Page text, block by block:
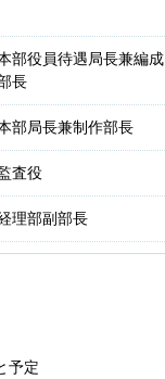
部役員待遇局長兼編成
長
部局長兼制作部長
査役
理部副部長
予定